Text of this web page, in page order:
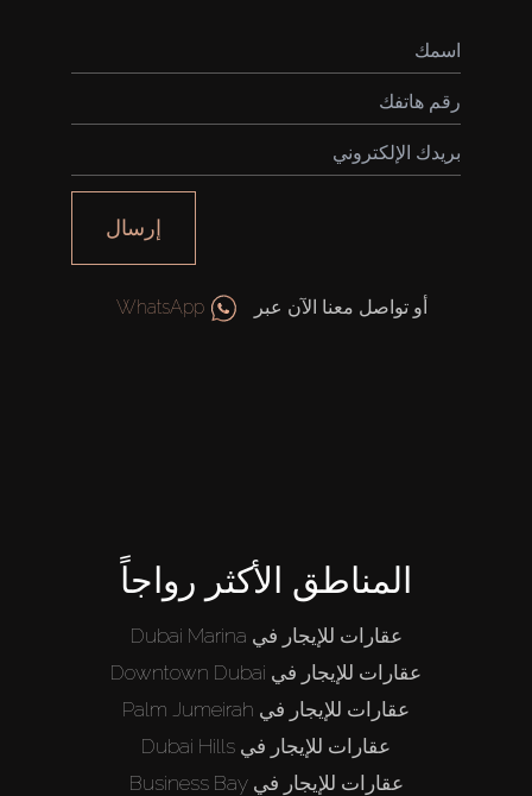
إرسال
أو تواصل معنا الآن عبر WhatsApp
المناطق الأكثر رواجاً
عقارات للإيجار في Dubai Marina
عقارات للإيجار في Downtown Dubai
عقارات للإيجار في Palm Jumeirah
عقارات للإيجار في Dubai Hills
عقارات للإيجار في Business Bay